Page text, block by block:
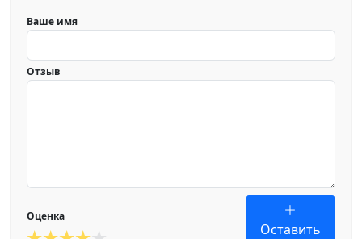
Ваше имя
Отзыв
Оценка
Оставить